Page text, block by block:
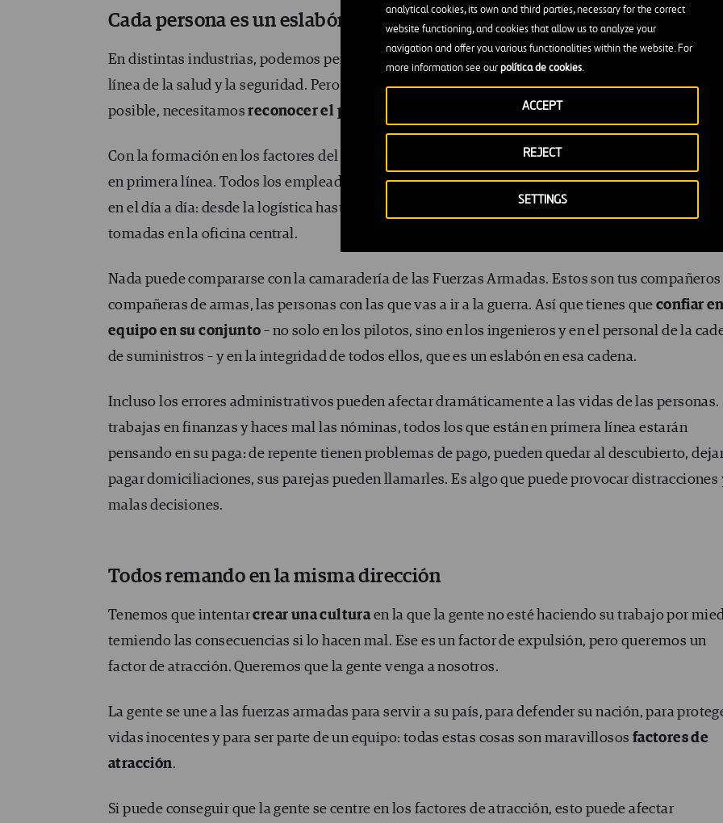
analytical cookies, its own and third parties, necessary for the correct
website functioning, and cookies that allow us to analyze your
navigation and offer you various functionalities within the website. For
more information see ourpolítica de cookies.
SETTINGS
REJECT
ACCEPT
Cada persona es un eslabón vital de la cadena
En distintas industrias, podemos pensar que algunos trabajos están muy alejados de la primera
línea de la salud y la seguridad. Pero para conseguir que una organización sea lo más segura
posible, necesitamosreconocer el papel y la importancia de cada persona
Con la formación en los factores del rendimiento humano, no puede trabajar solo con
en primera línea. Todos los empleados son engranajes en la máquina que pueden tener un
en el día a día: desde la logística hasta el pedido de suministros, pasando por las decisiones
tomadas en la oficina central.
Nada puede compararse con la camaradería de las Fuerzas Armadas. Estos son tus compañeros
compañeras de armas, las personas con las que vas a ir a la guerra. Así que tienes que confiar
equipo en su conjunto – no solo en los pilotos, sino en los ingenieros y en el personal de la
de suministros – y en la integridad de todos ellos, que es un eslabón en esa cadena.
Incluso los errores administrativos pueden afectar dramáticamente a las vidas de las personas.
trabajas en finanzas y haces mal las nóminas, todos los que están en primera línea estarán
pensando en su paga: de repente tienen problemas de pago, pueden quedar al descubierto,
pagar domiciliaciones, sus parejas pueden llamarles. Es algo que puede provocar distracciones
malas decisiones.
Todos remando en la misma dirección
Tenemos que intentarcrear una culturaen la que la gente no esté haciendo su trabajo por
temiendo las consecuencias si lo hacen mal. Ese es un factor de expulsión, pero queremos un
factor de atracción. Queremos que la gente venga a nosotros.
La gente se une a las fuerzas armadas para servir a su país, para defender su nación, para
vidas inocentes y para ser parte de un equipo: todas estas cosas son maravillosos factores de
atracción.
Si puede conseguir que la gente se centre en los factores de atracción, esto puede afectar